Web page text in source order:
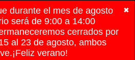
✖
durante el mes de agosto
será de 9:00 a 14:00
cerrados por
al 23 de agosto, ambos
verano!